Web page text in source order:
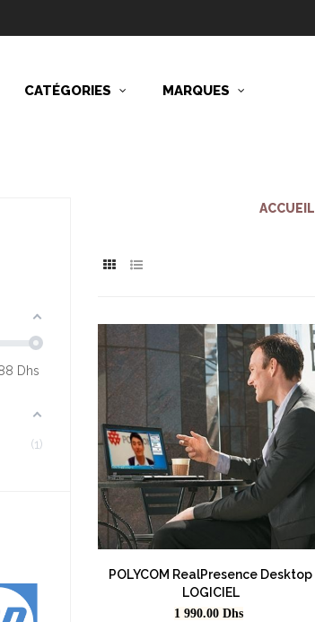
CATÉGORIES MARQUES
ACCUEIL
Dhs
1
POLYCOM RealPresence Desktop
LOGICIEL
Prix
1 990.00 Dhs